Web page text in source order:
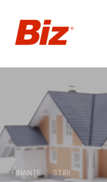
FINANȚE STIRI